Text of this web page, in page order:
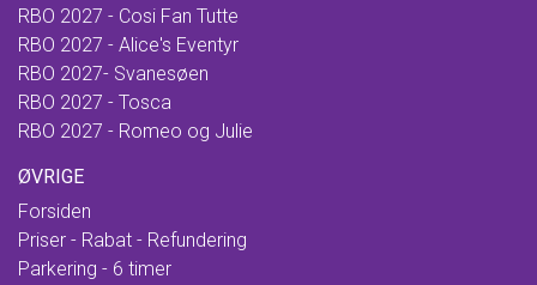
RBO 2027 - Cosi Fan Tutte
RBO 2027 - Alice's Eventyr
RBO 2027- Svanesøen
RBO 2027 - Tosca
RBO 2027 - Romeo og Julie
ØVRIGE
Forsiden
Priser - Rabat - Refundering
Parkering - 6 timer